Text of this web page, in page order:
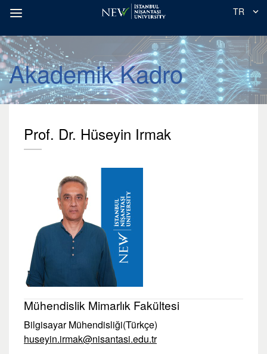
TR
Akademik Kadro
Prof. Dr. Hüseyin Irmak
Mühendislik Mimarlık Fakültesi
Bilgisayar Mühendisliği(Türkçe)
huseyin.irmak@nisantasi.edu.tr